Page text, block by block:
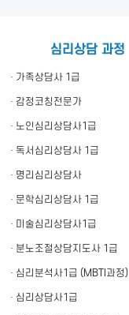
심리상담 과정
· 가족상담사 1급
· 감정코칭전문가
· 노인심리상담사1급
· 독서심리상담사 1급
· 명리심리상담사
· 문학심리상담사 1급
· 미술심리상담사1급
· 분노조절상담지도사 1급
· 심리분석사1급 (MBTI과정)
· 심리상담사1급